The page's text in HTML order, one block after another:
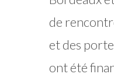
de
et des
ont été